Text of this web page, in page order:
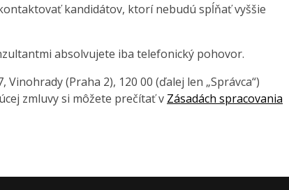
kandidátov, ktorí nebudú spĺňať vyššie
absolvujete iba telefonický pohovor.
Vinohrady (Praha 2), 120 00 (ďalej len „Správca“)
zmluvy si môžete prečítať v Zásadách spracovania